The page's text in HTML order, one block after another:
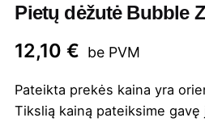
Pietų dėžutė Bubble
12,10€ be PVM
Pateikta prekės kaina yra
Tikslią kainą pateiksime gavę